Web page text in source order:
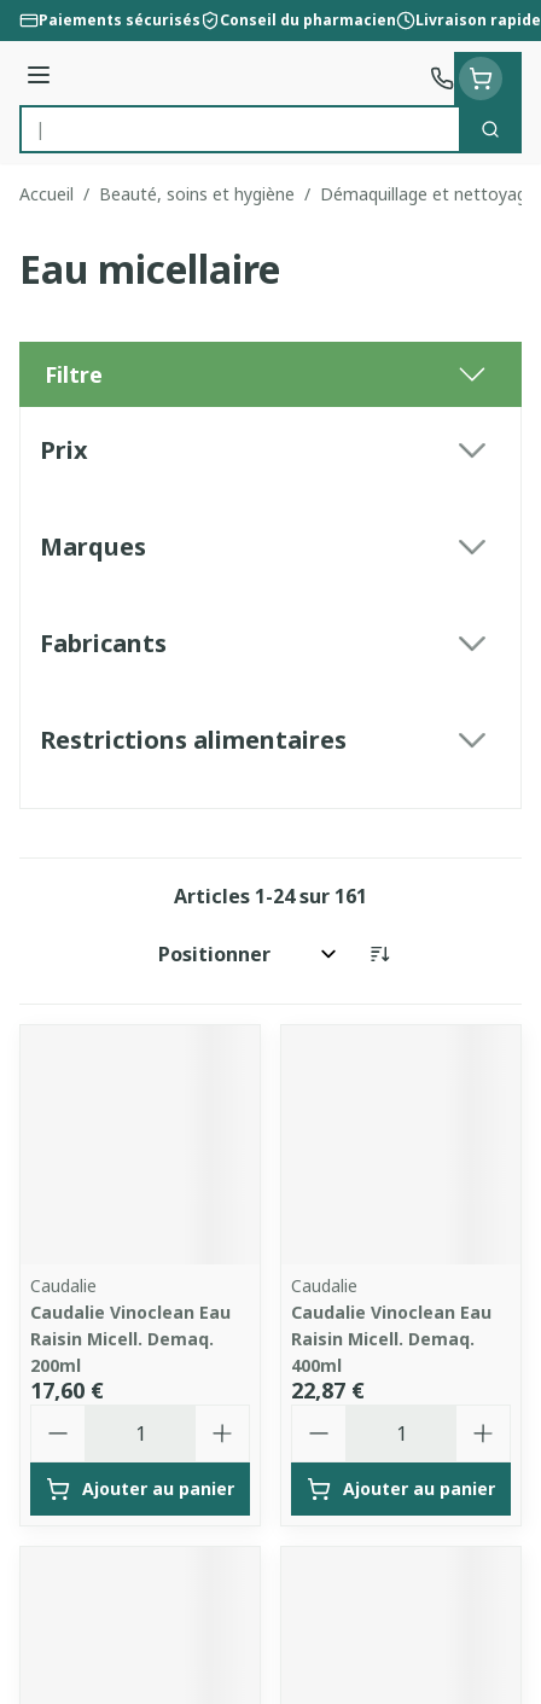
Aller au contenu
Paiements sécurisés Conseil du pharmacien Livraison rapide
Menu
Rechercher
Accueil / Beauté, soins et hygiène / Démaquillage et nettoyage
Eau micellaire
Filtre
Prix
Marques
Fabricants
Restrictions alimentaires
Articles 1-24sur 161
Trier par:
Caudalie
Caudalie Vinoclean Eau
Raisin Micell. Demaq.
200ml
17,60 €
Ajouter au panier
Caudalie
Caudalie Vinoclean Eau
Raisin Micell. Demaq.
400ml
22,87 €
Ajouter au panier